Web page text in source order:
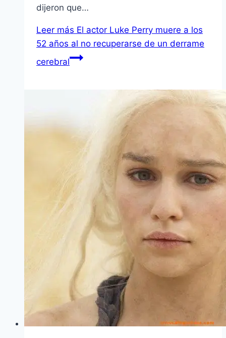
dijeron que…
Leer más El actor Luke Perry muere a los
52 años al no recuperarse de un derrame
cerebral